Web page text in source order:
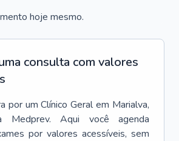
hoje mesmo.
consulta com valores
por um Clínico Geral em Marialva,
Aqui você agenda
por valores acessíveis, sem